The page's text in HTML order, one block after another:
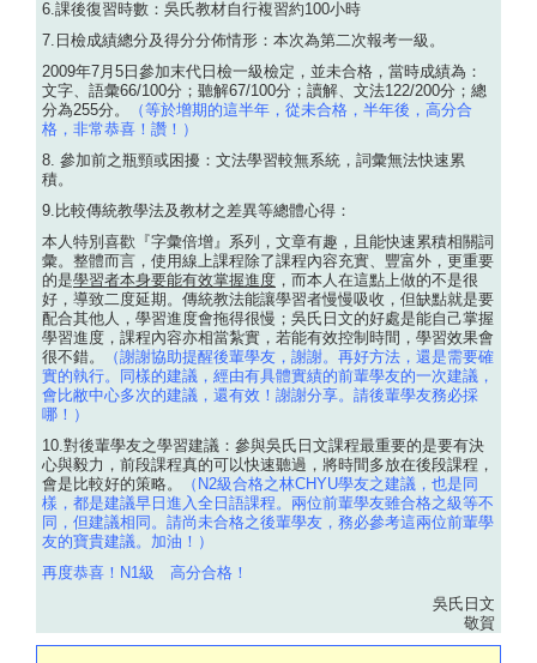
6.課後復習時數：吳氏教材自行複習約100小時
7.日檢成績總分及得分分佈情形：本次為第二次報考一級。
2009年7月5日參加末代日檢一級檢定，並未合格，當時成績為：
文字、語彙66/100分；聽解67/100分；讀解、文法122/200分；總
分為255分。
（等於增期的這半年，從未合格，半年後，高分合
格，非常恭喜！讚！）
8. 參加前之瓶頸或困擾：文法學習較無系統，詞彙無法快速累
積。
9.比較傳統教學法及教材之差異等總體心得：
本人特別喜歡『字彙倍增』系列，文章有趣，且能快速累積相關詞
彙。整體而言，使用線上課程除了課程內容充實、豐富外，更重要
的是學習者本身要能有效掌握進度 ，而本人在這點上做的不是很
好，導致二度延期。傳統教法能讓學習者慢慢吸收，但缺點就是要
配合其他人，學習進度會拖得很慢；吳氏日文的好處是能自己掌握
學習進度，課程內容亦相當紮實，若能有效控制時間，學習效果會
很不錯。
（謝謝協助提醒後輩學友，謝謝。再好方法，還是需要確
實的執行。同樣的建議，經由有具體實績的前輩學友的一次建議，
會比敝中心多次的建議，還有效！謝謝分享。請後輩學友務必採
哪！）
10.對後輩學友之學習建議：參與吳氏日文課程最重要的是要有決
心與毅力，前段課程真的可以快速聽過，將時間多放在後段課程，
會是比較好的策略。
（N2級合格之林CHYU學友之建議，也是同
樣，都是建議早日進入全日語課程。兩位前輩學友雖合格之級等不
同，但建議相同。請尚未合格之後輩學友，務必參考這兩位前輩學
友的寶貴建議。加油！）
再度恭喜！N1級 高分合格！
吳氏日文
敬賀